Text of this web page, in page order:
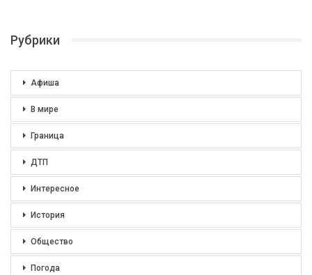
Рубрики
Афиша
В мире
Граница
ДТП
Интересное
История
Общество
Погода